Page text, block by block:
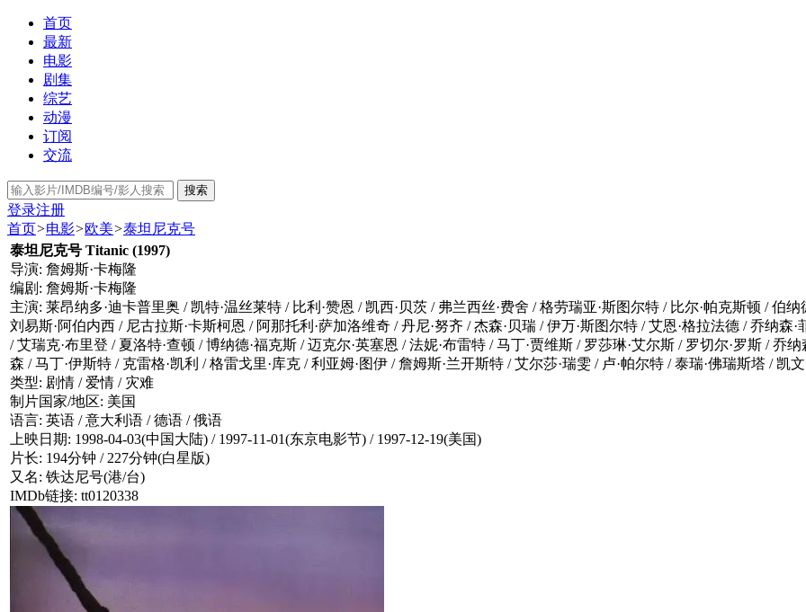
首页
最新
电影
剧集
综艺
动漫
订阅
交流
搜索
登录注册
首页>电影>欧美>泰坦尼克号
泰坦尼克号 Titanic (1997)
导演: 詹姆斯·卡梅隆
编剧: 詹姆斯·卡梅隆
主演: 莱昂纳多·迪卡普里奥 / 凯特·温丝莱特 / 比利·赞恩 / 凯西·贝茨 / 弗兰西丝·费舍 / 格劳瑞亚·斯图尔特 / 比尔·帕克斯顿 / 伯
刘易斯·阿伯内西 / 尼古拉斯·卡斯柯恩 / 阿那托利·萨加洛维奇 / 丹尼·努齐 / 杰森·贝瑞 / 伊万·斯图尔特 / 艾恩·格拉法德 / 乔纳森
/ 艾瑞克·布里登 / 夏洛特·查顿 / 博纳德·福克斯 / 迈克尔·英塞恩 / 法妮·布雷特 / 马丁·贾维斯 / 罗莎琳·艾尔斯 / 罗切尔·罗斯 / 乔
森 / 马丁·伊斯特 / 克雷格·凯利 / 格雷戈里·库克 / 利亚姆·图伊 / 詹姆斯·兰开斯特 / 艾尔莎·瑞雯 / 卢·帕尔特 / 泰瑞·佛瑞斯塔 / 凯文
类型: 剧情 / 爱情 / 灾难
制片国家/地区: 美国
语言: 英语 / 意大利语 / 德语 / 俄语
上映日期: 1998-04-03(中国大陆) / 1997-11-01(东京电影节) / 1997-12-19(美国)
片长: 194分钟 / 227分钟(白星版)
又名: 铁达尼号(港/台)
IMDb链接: tt0120338